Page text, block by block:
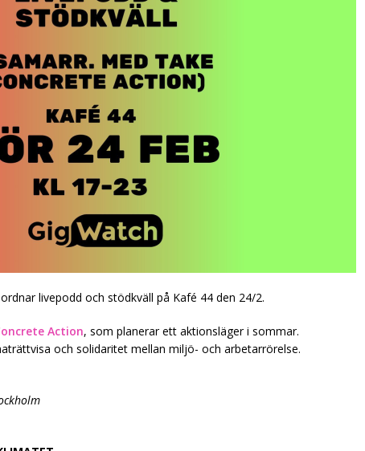
livepodd och stödkväll på Kafé 44 den 24/2.
Action, som planerar ett aktionsläger i sommar.
och solidaritet mellan miljö- och arbetarrörelse.
Boka föreläsning